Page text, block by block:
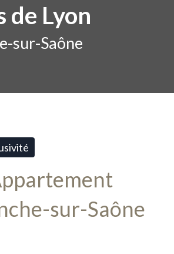
de Lyon
sur-Saône
sur-Saône